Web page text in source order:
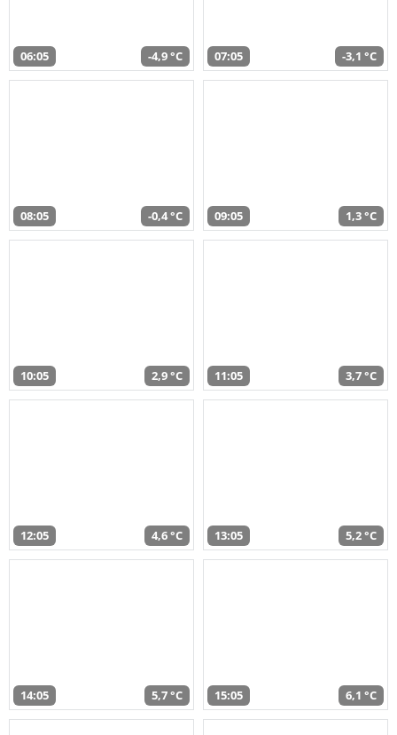
06:05 -4,9 °C 07:05 -3,1 °C
08:05 -0,4 °C 09:05 1,3 °C
10:05 2,9 °C 11:05 3,7 °C
12:05 4,6 °C 13:05 5,2 °C
14:05 5,7 °C 15:05 6,1 °C